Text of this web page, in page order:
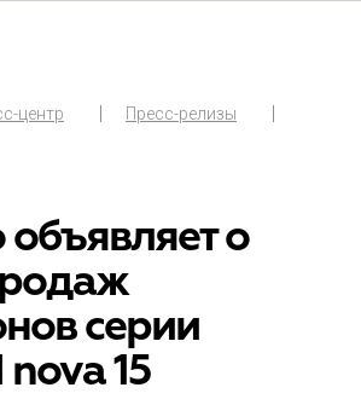
центр
Пресс-релизы
о
серии
15